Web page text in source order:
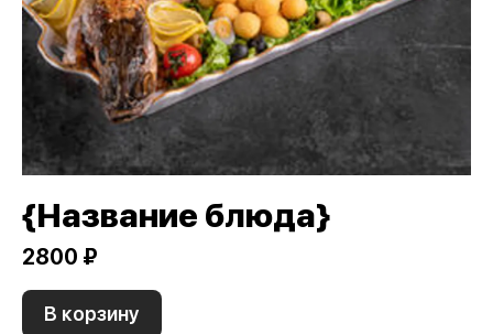
{Название блюда}
2800 ₽
В корзину